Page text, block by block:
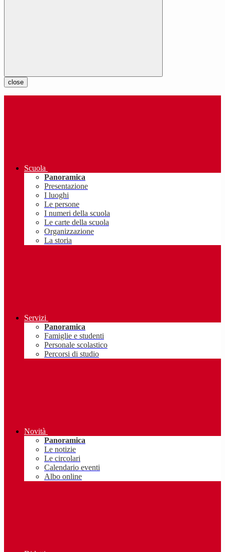
close
Scuola
Panoramica
Presentazione
I luoghi
Le persone
I numeri della scuola
Le carte della scuola
Organizzazione
La storia
Servizi
Panoramica
Famiglie e studenti
Personale scolastico
Percorsi di studio
Novità
Panoramica
Le notizie
Le circolari
Calendario eventi
Albo online